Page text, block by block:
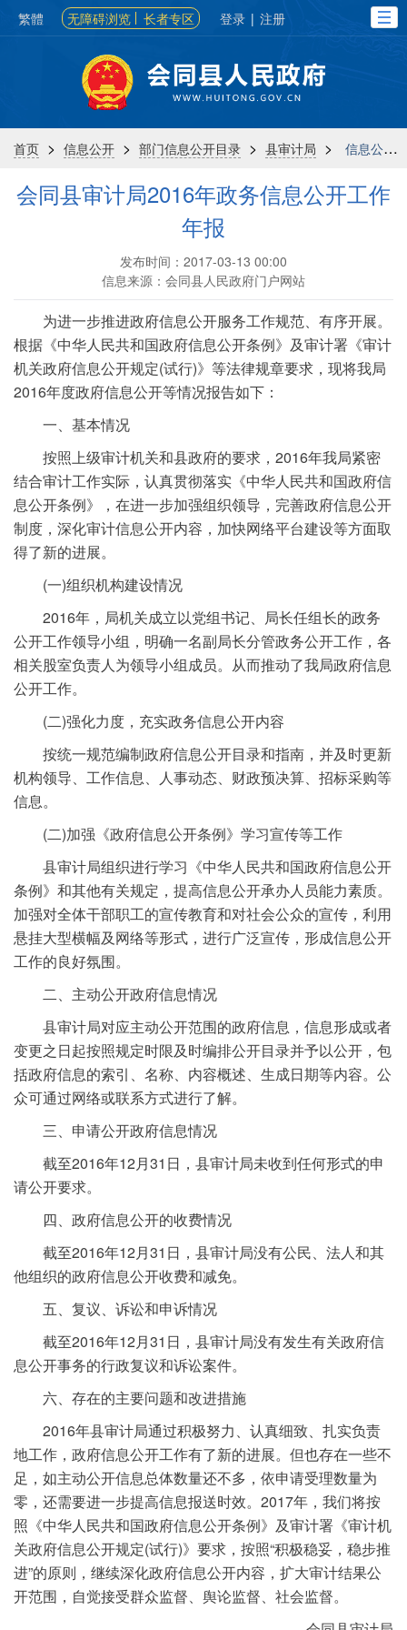
繁體 无障碍浏览 长者专区 登录 | 注册
首页 > 信息公开 > 部门信息公开目录 > 县审计局 > 信息公开年报
会同县审计局2016年政务信息公开工作
年报
发布时间：2017-03-13 00:00
信息来源：会同县人民政府门户网站
为进一步推进政府信息公开服务工作规范、有序开展。
根据《中华人民共和国政府信息公开条例》及审计署《审计
机关政府信息公开规定(试行)》等法律规章要求，现将我局
2016年度政府信息公开等情况报告如下：
一、基本情况
按照上级审计机关和县政府的要求，2016年我局紧密
结合审计工作实际，认真贯彻落实《中华人民共和国政府信
息公开条例》，在进一步加强组织领导，完善政府信息公开
制度，深化审计信息公开内容，加快网络平台建设等方面取
得了新的进展。
(一)组织机构建设情况
2016年，局机关成立以党组书记、局长任组长的政务
公开工作领导小组，明确一名副局长分管政务公开工作，各
相关股室负责人为领导小组成员。从而推动了我局政府信息
公开工作。
(二)强化力度，充实政务信息公开内容
按统一规范编制政府信息公开目录和指南，并及时更新
机构领导、工作信息、人事动态、财政预决算、招标采购等
信息。
(二)加强《政府信息公开条例》学习宣传等工作
县审计局组织进行学习《中华人民共和国政府信息公开
条例》和其他有关规定，提高信息公开承办人员能力素质。
加强对全体干部职工的宣传教育和对社会公众的宣传，利用
悬挂大型横幅及网络等形式，进行广泛宣传，形成信息公开
工作的良好氛围。
二、主动公开政府信息情况
县审计局对应主动公开范围的政府信息，信息形成或者
变更之日起按照规定时限及时编排公开目录并予以公开，包
括政府信息的索引、名称、内容概述、生成日期等内容。公
众可通过网络或联系方式进行了解。
三、申请公开政府信息情况
截至2016年12月31日，县审计局未收到任何形式的申
请公开要求。
四、政府信息公开的收费情况
截至2016年12月31日，县审计局没有公民、法人和其
他组织的政府信息公开收费和减免。
五、复议、诉讼和申诉情况
截至2016年12月31日，县审计局没有发生有关政府信
息公开事务的行政复议和诉讼案件。
六、存在的主要问题和改进措施
2016年县审计局通过积极努力、认真细致、扎实负责
地工作，政府信息公开工作有了新的进展。但也存在一些不
足，如主动公开信息总体数量还不多，依申请受理数量为
零，还需要进一步提高信息报送时效。2017年，我们将按
照《中华人民共和国政府信息公开条例》及审计署《审计机
关政府信息公开规定(试行)》要求，按照“积极稳妥，稳步推
进”的原则，继续深化政府信息公开内容，扩大审计结果公
开范围，自觉接受群众监督、舆论监督、社会监督。